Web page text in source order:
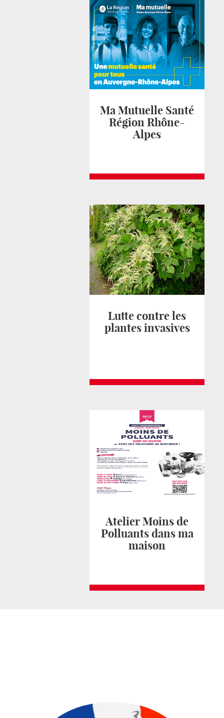
Ma Mutuelle Santé
Région Rhône-
Alpes
Lutte contre les
plantes invasives
Atelier Moins de
Polluants dans ma
maison